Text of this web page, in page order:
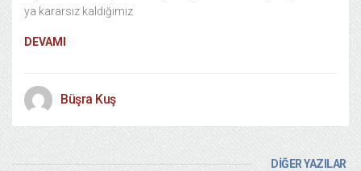
ya kararsız kaldığımız
DEVAMI
Büşra Kuş
DİĞER YAZILAR